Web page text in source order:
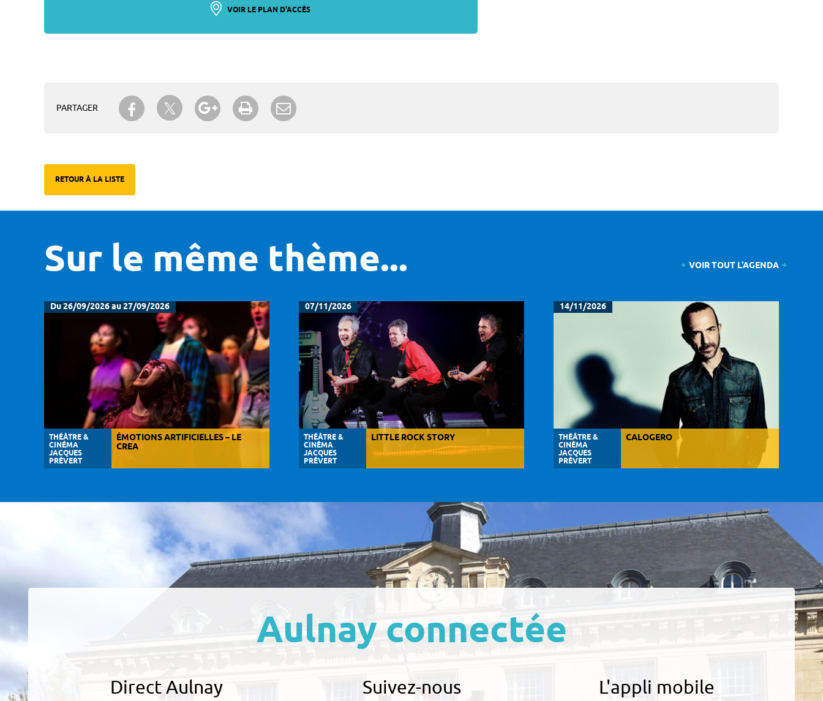
VOIR LE PLAN D'ACCÈS
PARTAGER
Partager sur Facebook
Partager sur TwitterPartager sur Google+
Imprimer
RETOUR À LA LISTE
Sur le même thème... VOIR TOUT L'AGENDA
Du 26/09/2026 au 27/09/2026
THÉÂTRE &
CINÉMA
JACQUES
PRÉVERT
ÉMOTIONS ARTIFICIELLES – LE
CREA
07/11/2026
THÉÂTRE &
CINÉMA
JACQUES
PRÉVERT
LITTLE ROCK STORY
14/11/2026
THÉÂTRE &
CINÉMA
JACQUES
PRÉVERT
CALOGERO
Aulnay connectée
Direct Aulnay Suivez-nous L'appli mobile